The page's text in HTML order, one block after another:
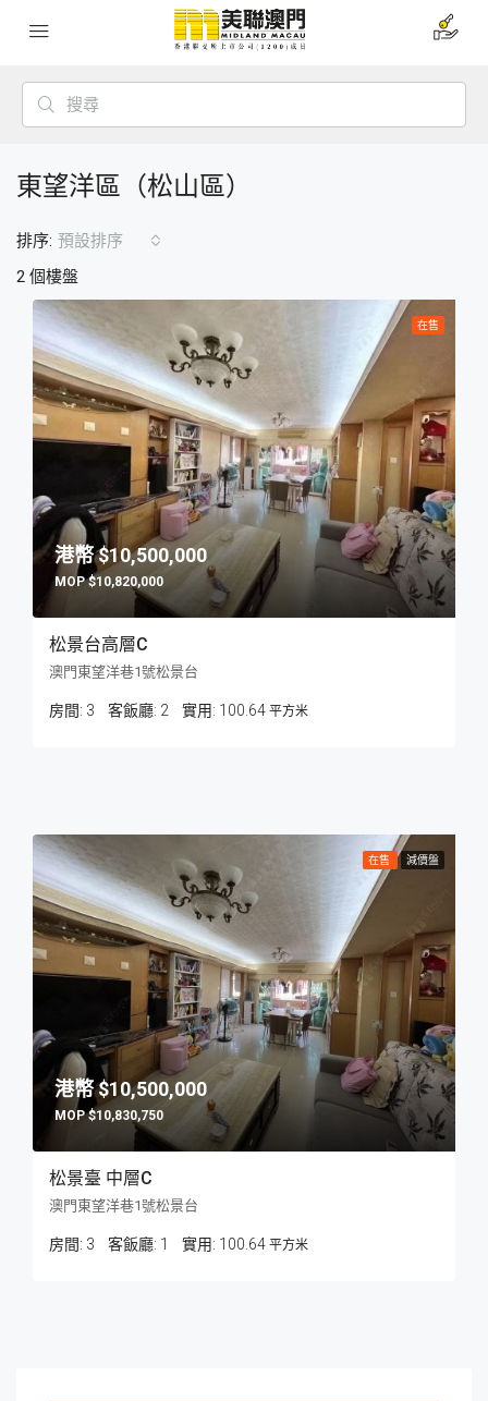
東望洋區（松山區）
2 個樓盤
排序: 預設排序
在售
$10,500,000
$10,820,000
松景台高層C
澳門東望洋巷1號松景台
房間: 3 客飯廳: 2 100.64 平方米
在售 減價盤
$10,500,000
$10,830,750
松景臺 中層C
澳門東望洋巷1號松景台
房間: 3 客飯廳: 1 100.64 平方米